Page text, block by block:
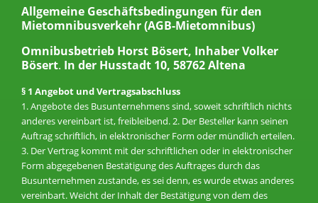
Allgemeine Geschäftsbedingungen für den
Mietomnibusverkehr (AGB-Mietomnibus)
Omnibusbetrieb Horst Bösert, Inhaber Volker
Bösert. In der Husstadt 10, 58762 Altena
§ 1 Angebot und Vertragsabschluss
1. Angebote des Busunternehmens sind, soweit schriftlich nichts
anderes vereinbart ist, freibleibend. 2. Der Besteller kann seinen
Auftrag schriftlich, in elektronischer Form oder mündlich erteilen.
3. Der Vertrag kommt mit der schriftlichen oder in elektronischer
Form abgegebenen Bestätigung des Auftrages durch das
Busunternehmen zustande, es sei denn, es wurde etwas anderes
vereinbart. Weicht der Inhalt der Bestätigung von dem des